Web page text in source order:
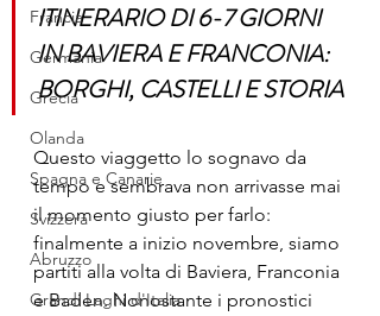
Francia
Germania
Grecia
Olanda
Spagna e Canarie
Svizzera
Abruzzo
Grandi Laghi d'Italia
ITINERARIO DI 6-7 GIORNI
IN BAVIERA E FRANCONIA:
BORGHI, CASTELLI E STORIA
Questo viaggetto lo sognavo da
tempo e sembrava non arrivasse mai
il momento giusto per farlo:
finalmente a inizio novembre, siamo
partiti alla volta di Baviera, Franconia
e Baden. Nonostante i pronostici